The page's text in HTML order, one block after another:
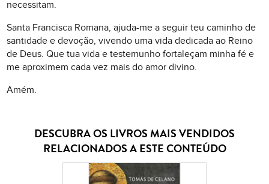
necessitam.
Santa Francisca Romana, ajuda-me a seguir teu caminho de
santidade e devoção, vivendo uma vida dedicada ao Reino
de Deus. Que tua vida e testemunho fortaleçam minha fé e
me aproximem cada vez mais do amor divino.
Amém.
DESCUBRA OS LIVROS MAIS VENDIDOS
RELACIONADOS A ESTE CONTEÚDO